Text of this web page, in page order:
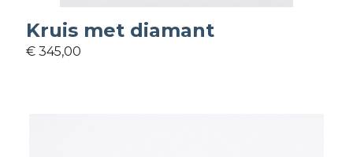
Kruis met diamant
€ 345,00